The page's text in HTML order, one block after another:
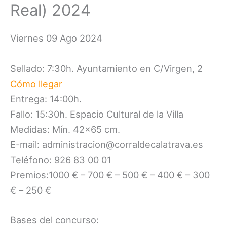
Real) 2024
Viernes 09 Ago 2024
Sellado: 7:30h. Ayuntamiento en C/Virgen, 2
Cómo llegar
Entrega: 14:00h.
Fallo: 15:30h. Espacio Cultural de la Villa
Medidas: Mín. 42×65 cm.
E-mail: administracion@corraldecalatrava.es
Teléfono: 926 83 00 01
Premios:1000 € – 700 € – 500 € – 400 € – 300
€ – 250 €
Bases del concurso: